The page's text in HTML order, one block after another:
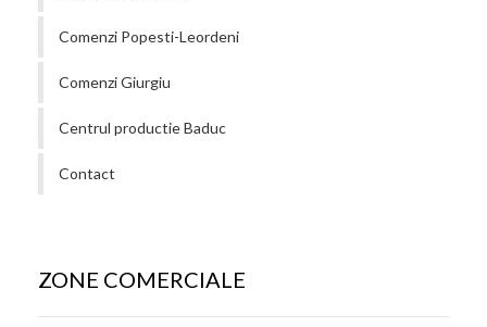
Comenzi Popesti-Leordeni
Comenzi Giurgiu
Centrul productie Baduc
Contact
ZONE COMERCIALE